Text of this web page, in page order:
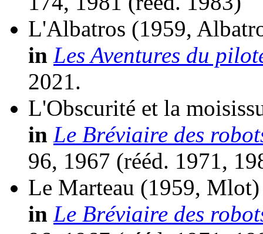
L'Albatros (1959,
in Les Aventures du
2021.
L'Obscurité et la
in Le Bréviaire des
96, 1967 (rééd. 1971,
Le Marteau (1959, Mlot)
in Le Bréviaire des